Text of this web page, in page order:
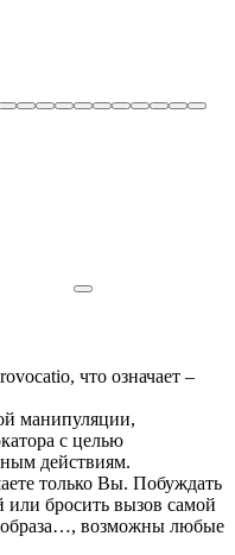
что означает –
манипуляции,
с целью
действиям.
только Вы. Побуждать
бросить вызов самой
образа…, возможны любые